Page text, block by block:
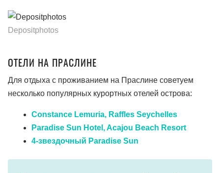
Depositphotos
ОТЕЛИ НА ПРАСЛИНЕ
Для отдыха с проживанием на Праслине советуем
несколько популярных курортных отелей острова:
Constance Lemuria, Raffles Seychelles
Paradise Sun Hotel, Acajou Beach Resort
4-звездочный Paradise Sun